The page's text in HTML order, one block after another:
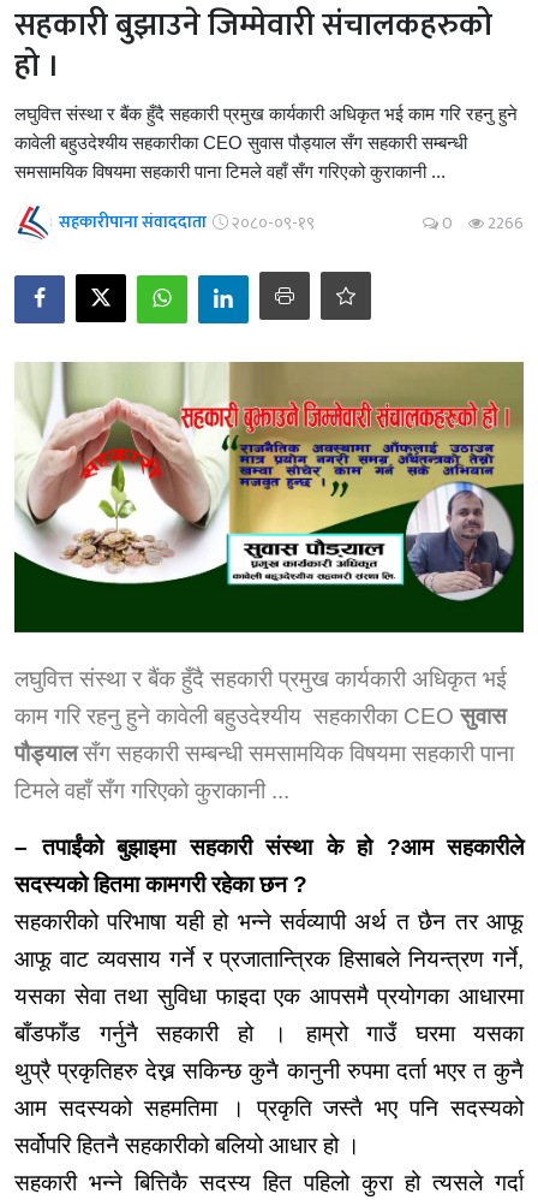
सहकारी बुझाउने जिम्मेवारी संचालकहरुको
हो ।
लघुवित्त संस्था र बैंक हुँदै सहकारी प्रमुख कार्यकारी अधिकृत भई काम गरि रहनु हुने
कावेली बहुउदेश्यीय सहकारीका CEO सुवास पौड्याल सँग सहकारी सम्बन्धी
समसामयिक विषयमा सहकारी पाना टिमले वहाँ सँग गरिएको कुराकानी ...
सहकारीपाना संवाददाता २०८०-०९-१९ 0 2266
लघुवित्त संस्था र बैंक हुँदै सहकारी प्रमुख कार्यकारी अधिकृत भई
काम गरि रहनु हुने कावेली बहुउदेश्यीय सहकारीका CEOसुवास
पौड्यालसँग सहकारी सम्बन्धी समसामयिक विषयमा सहकारी पाना
टिमले वहाँ सँग गरिएको कुराकानी ...
– तपाईंको बुझाइमा सहकारी संस्था के हो ?आम सहकारीले
सदस्यको हितमा कामगरी रहेका छन ?
सहकारीको परिभाषा यही हो भन्ने सर्वव्यापी अर्थ त छैन तर आफू
आफू वाट व्यवसाय गर्ने र प्रजातान्त्रिक हिसाबले नियन्त्रण गर्ने,
यसका सेवा तथा सुविधा फाइदा एक आपसमै प्रयोगका आधारमा
बाँडफाँड गर्नुनै सहकारी हो । हाम्रो गाउँ घरमा यसका
थुप्रैप्रकृतिहरु देख्न सकिन्छ कुनै कानुनी रुपमा दर्ता भएर त कुनै
आम सदस्यको सहमतिमा । प्रकृति जस्तै भए पनि सदस्यको
सर्वोपरिहितनैसहकारीको बलियो आधार हो ।
सहकारी भन्ने बित्तिकै सदस्य हित पहिलो कुरा हो त्यसले गर्दा